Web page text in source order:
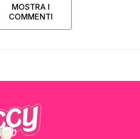
MOSTRA I
COMMENTI